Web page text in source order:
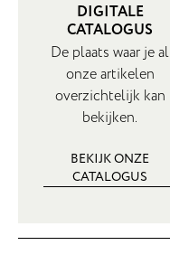
DIGITALE
CATALOGUS
De plaats waar je al
onze artikelen
overzichtelijk kan
bekijken.
BEKIJK ONZE
CATALOGUS